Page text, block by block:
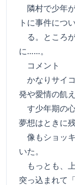
隣村で少年
トに事件につ
る。ところ
に……。
コメント
かなりサイ
発や愛情の飢
す少年期の
夢想はときに
像もショッ
いた。
もっとも、
突っ込まれて